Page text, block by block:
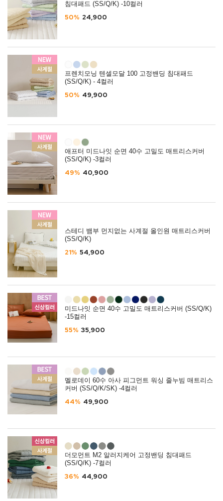
침대패드 (SS/Q/K) -10컬러
50% 24,900
프렌치모닝 텐셀모달 100 고정밴딩 침대패드
(SS/Q/K) - 4컬러
50% 49,900
애프터 미드나잇 순면 40수 고밀도 매트리스커버
(SS/Q/K) -3컬러
49% 40,900
스테디 뱀부 먼지없는 사계절 올인원 매트리스커버
(SS/Q/K)
21% 54,900
미드나잇 순면 40수 고밀도 매트리스커버 (SS/Q/K)
-15컬러
55% 35,900
멜로데이 60수 아사 피그먼트 워싱 줄누빔 매트리스
커버 (SS/Q/K/SK) -4컬러
44% 49,900
더모먼트 M2 알러지케어 고정밴딩 침대패드
(SS/Q/K) -7컬러
36% 44,900